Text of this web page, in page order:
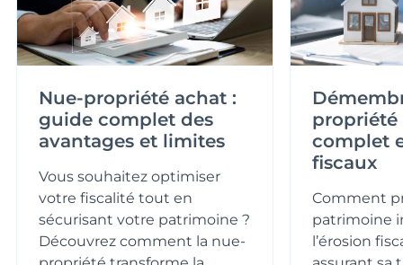
Nue-propriété achat :
guide complet des
avantages et limites
Vous souhaitez optimiser
votre fiscalité tout en
sécurisant votre patrimoine ?
Découvrez comment la nue-
propriété
complet
fiscaux
Comment
patrimoine
l’érosion